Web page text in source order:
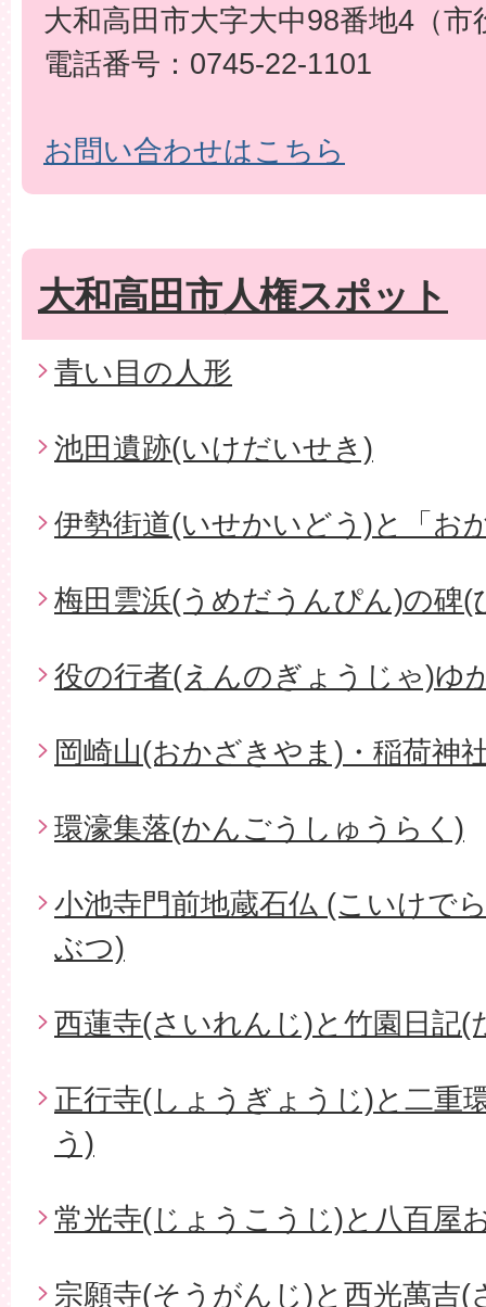
大和高田市大字大中98番地4（市
電話番号：0745-22-1101
お問い合わせはこちら
大和高田市人権スポット
青い目の人形
池田遺跡(いけだいせき)
伊勢街道(いせかいどう)と「お
梅田雲浜(うめだうんぴん)の碑(
役の行者(えんのぎょうじゃ)ゆ
岡崎山(おかざきやま)・稲荷神
環濠集落(かんごうしゅうらく)
小池寺門前地蔵石仏 (こいけで
ぶつ)
西蓮寺(さいれんじ)と竹園日記(
正行寺(しょうぎょうじ)と二重
う)
常光寺(じょうこうじ)と八百屋
宗願寺(そうがんじ)と西光萬吉